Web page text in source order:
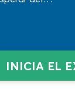
de temas sobre
INICIA EL